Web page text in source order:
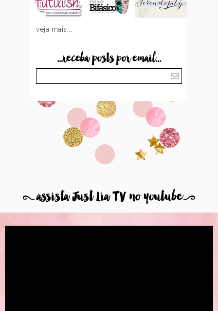
veja mais...
...receba posts por email...
8assista Just Lia TV no youtube9